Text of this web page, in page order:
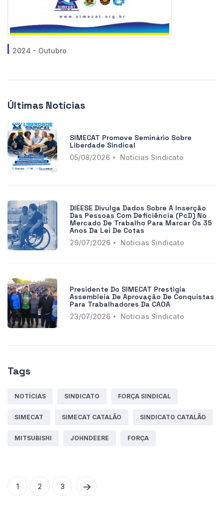
2024 - Outubro
Últimas Notícias
SIMECAT Promove Seminário Sobre
Liberdade Sindical
05/08/2026 Noticias Sindicato
DIEESE Divulga Dados Sobre A Inserção
Das Pessoas Com Deficiência (PcD) No
Mercado De Trabalho Para Marcar Os 35
Anos Da Lei De Cotas
29/07/2026 Noticias Sindicato
Presidente Do SIMECAT Prestigia
Assembleia De Aprovação De Conquistas
Para Trabalhadores Da CAOA
23/07/2026 Noticias Sindicato
Tags
NOTÍCIAS SINDICATO FORÇA SINDICAL
SIMECAT SIMECAT CATALÃO SINDICATO CATALÃO
MITSUBISHI JOHNDEERE FORÇA
1 2 3